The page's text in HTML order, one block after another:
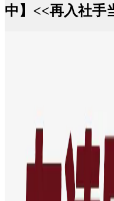
中】<<再入社手